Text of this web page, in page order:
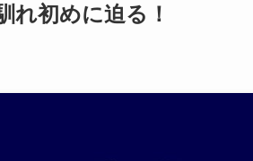
れ初めに迫る！